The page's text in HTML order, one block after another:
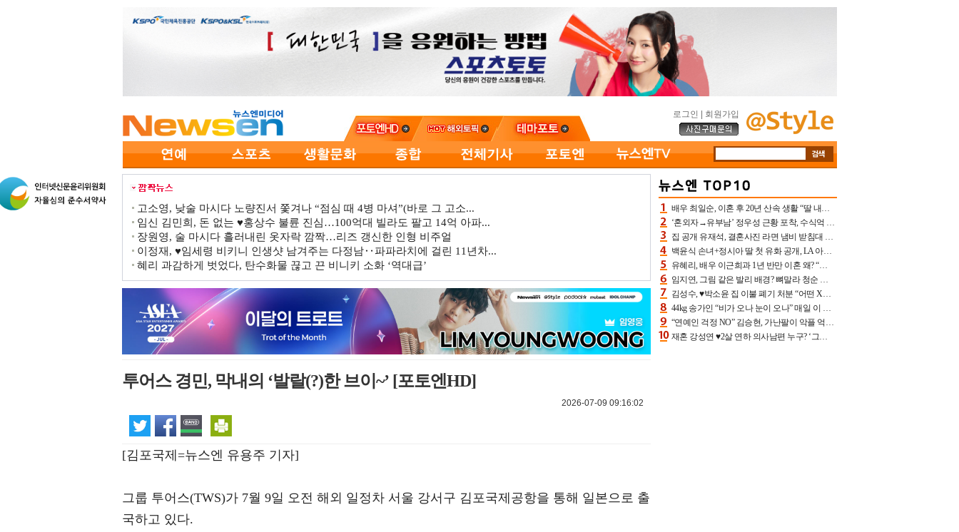
로그인 회원가입
고소영, 낮술 마시다 노량진서 쫓겨나 “점심 때 4병 마셔”(바로 그 고소...
임신 김민희, 돈 없는 ♥홍상수 불륜 진심…100억대 빌라도 팔고 14억 아파...
장원영, 술 마시다 흘러내린 옷자락 깜짝…리즈 갱신한 인형 비주얼
이정재, ♥임세령 비키니 인생샷 남겨주는 다정남‥파파라치에 걸린 11년차...
혜리 과감하게 벗었다, 탄수화물 끊고 끈 비니키 소화 ‘역대급’
투어스 경민, 막내의 ‘발랄(?)한 브이~’ [포토엔HD]
2026-07-09 09:16:02
[김포국제=뉴스엔 유용주 기자]
그룹 투어스(TWS)가 7월 9일 오전 해외 일정차 서울 강서구 김포국제공항을 통해 일본으로 출
국하고 있다.
배우 최일순, 이혼 후 20년 산속 생활 “딸 내가 버렸다고 원망‥맘 아파”(특종)[어제TV]
‘혼외자→유부남’ 정우성 근황 포착, 수식억 해킹 피해 후배 만났다 “존경하는”
집 공개 유재석, 결혼사진 라면 냄비 받침대 되고 분노‥가족사진도 피해(놀뭐)[어제TV]
백윤식 손녀+정시아 딸 첫 유화 공개, LA 아트쇼→서울국제조각페스타 작가다운 수준급 실력
유혜리, 배우 이근희과 1년 반만 이혼 왜? “식칼 꽂고 의자 던져” 충격 폭로(특종)[어제TV]
임지연, 그림 같은 발리 배경? 뼈말라 청순 비키니 핏에 상대 안 되네
김성수, ♥박소윤 집 이불 폐기 처분 “어떤 X이랑 썼을지 몰라” 질투(신랑수업2)[어제TV]
44kg 송가인 “비가 오나 눈이 오나” 매일 이 운동, 허벅지 근육량 상승+체지방 감소
“연예인 걱정 NO” 김승현, 가난팔이 악플 억울할만‥아내+딸과 日 여행
재혼 강성연 ♥2살 연하 의사남편 누구? ‘그알’ 자문의에 훈남 비주얼 초엘리트 스펙 [종합]